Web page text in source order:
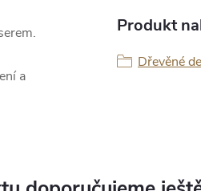
a
Produkt
Dřevěné